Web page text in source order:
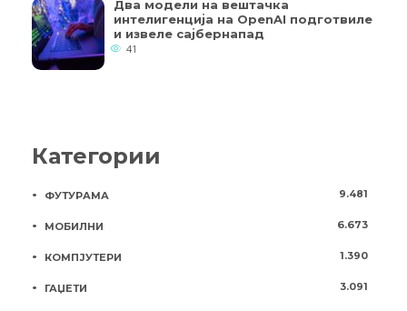
Два модели на вештачка
интелигенција на OpenAI подготвиле
и извеле сајбернапад
41
Категории
ФУТУРАМА 9.481
МОБИЛНИ 6.673
КОМПЈУТЕРИ 1.390
ГАЏЕТИ 3.091